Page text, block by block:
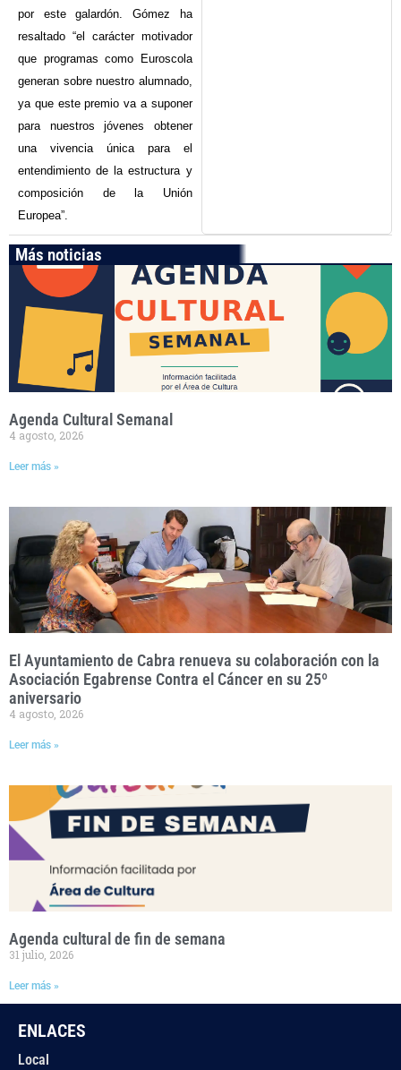
por este galardón. Gómez ha
resaltado “el carácter motivador
que programas como Euroscola
generan sobre nuestro alumnado,
ya que este premio va a suponer
para nuestros jóvenes obtener
una vivencia única para el
entendimiento de la estructura y
composición de la Unión
Europea”.
Más noticias
Agenda Cultural Semanal
4 agosto, 2026
Leer más »
El Ayuntamiento de Cabra renueva su colaboración con la
Asociación Egabrense Contra el Cáncer en su 25º
aniversario
4 agosto, 2026
Leer más »
Agenda cultural de fin de semana
31 julio, 2026
Leer más »
ENLACES
Local